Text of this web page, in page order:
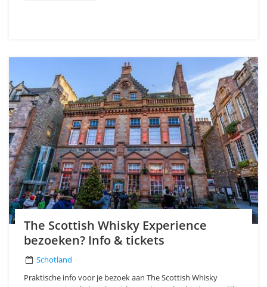
The Scottish Whisky Experience
bezoeken? Info & tickets
Schotland
Praktische info voor je bezoek aan The Scottish Whisky